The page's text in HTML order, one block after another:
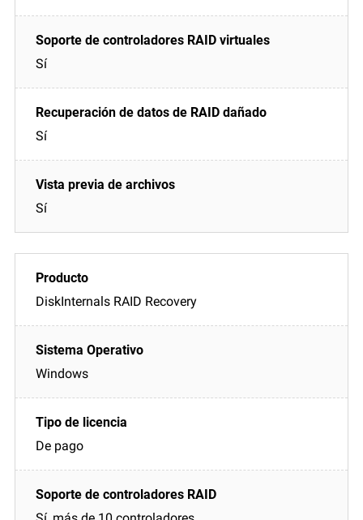
Sí
Sí
Sí
DiskInternals RAID Recovery
Windows
De pago